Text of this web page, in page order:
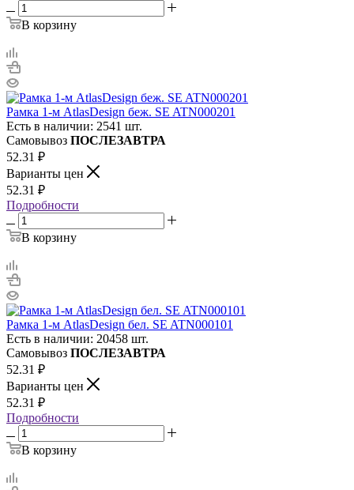
В корзину
Рамка 1-м AtlasDesign беж. SE ATN000201
Есть в наличии: 2541 шт.
Самовывоз ПОСЛЕЗАВТРА
52.31 ₽
Варианты цен
52.31 ₽
Подробности
В корзину
Рамка 1-м AtlasDesign бел. SE ATN000101
Есть в наличии: 20458 шт.
Самовывоз ПОСЛЕЗАВТРА
52.31 ₽
Варианты цен
52.31 ₽
Подробности
В корзину